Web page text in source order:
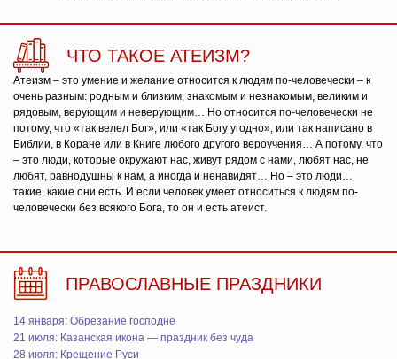
ЧТО ТАКОЕ АТЕИЗМ?
Атеизм – это умение и желание относится к людям по-человечески – к
очень разным: родным и близким, знакомым и незнакомым, великим и
рядовым, верующим и неверующим… Но относится по-человечески не
потому, что «так велел Бог», или «так Богу угодно», или так написано в
Библии, в Коране или в Книге любого другого вероучения… А потому, что
– это люди, которые окружают нас, живут рядом с нами, любят нас, не
любят, равнодушны к нам, а иногда и ненавидят… Но – это люди…
такие, какие они есть. И если человек умеет относиться к людям по-
человечески без всякого Бога, то он и есть атеист.
ПРАВОСЛАВНЫЕ ПРАЗДНИКИ
14 января: Обрезание господне
21 июля: Казанская икона — праздник без чуда
28 июля: Крещение Руси